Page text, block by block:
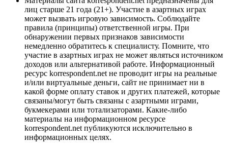
лиц старше 21 года (21+). Участие в азартных играх
может вызвать игровую зависимость. Соблюдайте
правила (принципы) ответственной игры. При
обнаружении первых признаков зависимости
немедленно обратитесь к специалисту. Помните, что
участие в азартных играх не может являться источником
доходов или альтернативой работе. Информационный
ресурс korrespondent.net не проводит игры на реальные
и/или виртуальные деньги, сайт не принимает ни в
какой форме оплату ставок и других платежей, которые
связаны/могут быть связаны с азартными играми,
букмекерами или тотализаторами. Какие-либо
материалы на информационном ресурсе
korrespondent.net публикуются исключительно в
информационных целях.